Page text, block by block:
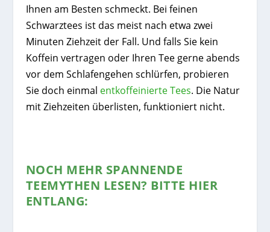
Ihnen am Besten schmeckt. Bei feinen
Schwarztees ist das meist nach etwa zwei
Minuten Ziehzeit der Fall. Und falls Sie kein
Koffein vertragen oder Ihren Tee gerne abends
vor dem Schlafengehen schlürfen, probieren
Sie doch einmal entkoffeinierte Tees. Die Natur
mit Ziehzeiten überlisten, funktioniert nicht.
NOCH MEHR SPANNENDE
TEEMYTHEN LESEN? BITTE HIER
ENTLANG: